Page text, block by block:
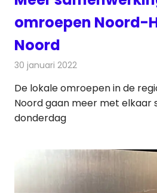
omroepen Noord-
Noord
30 januari 2022
De lokale omroepen in de
Noord gaan meer met elkaar
donderdag